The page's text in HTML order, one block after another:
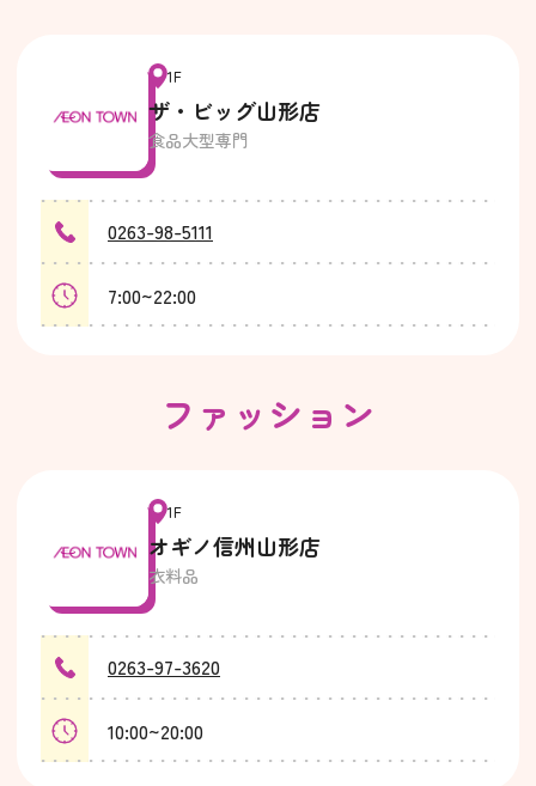
1F
ザ・ビッグ山形店
食品大型専門
0263-98-5111
7:00~22:00
ファッション
1F
オギノ信州山形店
衣料品
0263-97-3620
10:00~20:00